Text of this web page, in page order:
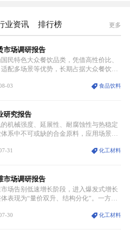
业资讯 排行榜 更多
市场调研报告
民特色大众餐饮品类，凭借高性价比、
配多场景等优势，长期占据大众餐饮重
需求升级、线上流量变革、新零售业态
、创业、政策、技术多重驱动下，依旧
展活力。
03 食品饮料
研究报告
机械强度、延展性、耐腐蚀性与热稳定
系中不可或缺的合金原料，应用场景横
替代。依托理化优势，镍被全球主要经
心战略矿产，全球产业形成“印尼掌控
中国主导消费与技术、工艺向低碳湿法
加速补位”的全新格局。
31 化工材料
市场调研报告
场告别低速增长阶段，进入爆发式增长
表现为“量价双升、结构分化”。一方面
一方面产品、需求、应用场景呈现明显
30 化工材料